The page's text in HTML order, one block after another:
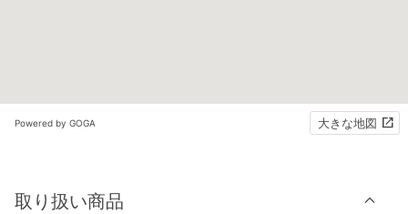
Powered by GOGA 大きな地図
取り扱い商品